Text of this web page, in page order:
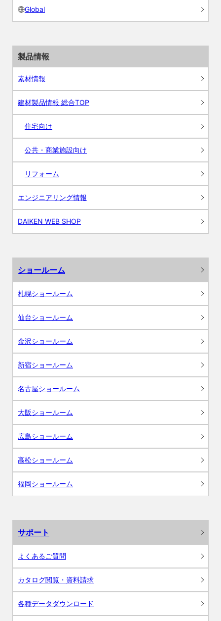
Global
製品情報
素材情報
建材製品情報 総合TOP
住宅向け
公共・商業施設向け
リフォーム
エンジニアリング情報
DAIKEN WEB SHOP
ショールーム
札幌ショールーム
仙台ショールーム
金沢ショールーム
新宿ショールーム
名古屋ショールーム
大阪ショールーム
広島ショールーム
高松ショールーム
福岡ショールーム
サポート
よくあるご質問
カタログ閲覧・資料請求
各種データダウンロード